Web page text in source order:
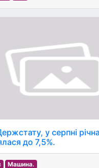
у серпні
до 7,5%.
Машина.